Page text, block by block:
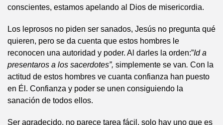
conscientes, estamos apelando al Dios de misericordia.
Los leprosos no piden ser sanados, Jesús no pregunta qué
quieren, pero se da cuenta que estos hombres le
reconocen una autoridad y poder. Al darles la orden:”Id a
presentaros a los sacerdotes”, simplemente se van. Con la
actitud de estos hombres ve cuanta confianza han puesto
en Él. Confianza y poder se unen consiguiendo la
sanación de todos ellos.
Ser agradecido, no parece tarea fácil, solo hay uno que es